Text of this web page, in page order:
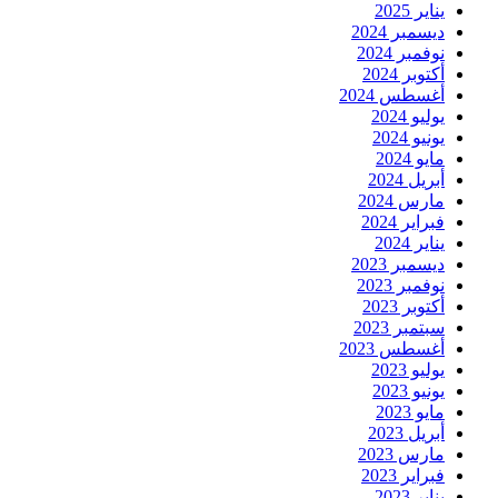
يناير 2025
ديسمبر 2024
نوفمبر 2024
أكتوبر 2024
أغسطس 2024
يوليو 2024
يونيو 2024
مايو 2024
أبريل 2024
مارس 2024
فبراير 2024
يناير 2024
ديسمبر 2023
نوفمبر 2023
أكتوبر 2023
سبتمبر 2023
أغسطس 2023
يوليو 2023
يونيو 2023
مايو 2023
أبريل 2023
مارس 2023
فبراير 2023